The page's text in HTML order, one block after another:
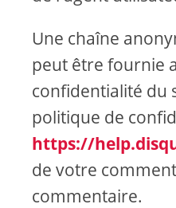
Une chaîne
peut être fournie
confidentialité du
politique de
https://
de votre
commentaire.